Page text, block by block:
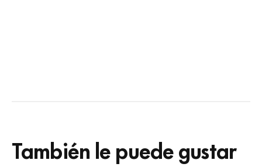
También le puede gustar